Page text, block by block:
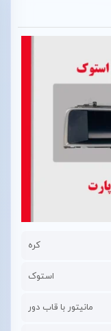
کره
استوک
مانیتور با قاب دور